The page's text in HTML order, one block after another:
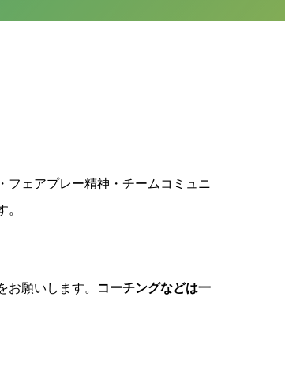
フェアプレー精神・チームコミュニ
願いします。 コーチングなどは一